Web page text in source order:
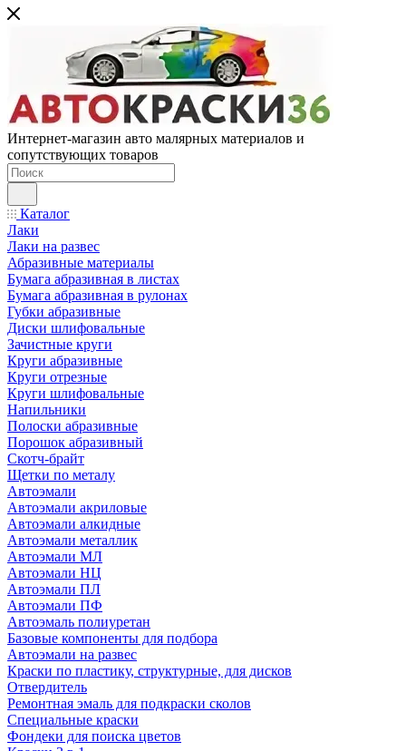
Интернет-магазин авто малярных материалов и
сопутствующих товаров
Каталог
Лаки
Лаки на развес
Абразивные материалы
Бумага абразивная в листах
Бумага абразивная в рулонах
Губки абразивные
Диски шлифовальные
Зачистные круги
Круги абразивные
Круги отрезные
Круги шлифовальные
Напильники
Полоски абразивные
Порошок абразивный
Скотч-брайт
Щетки по металу
Автоэмали
Автоэмали акриловые
Автоэмали алкидные
Автоэмали металлик
Автоэмали МЛ
Автоэмали НЦ
Автоэмали ПЛ
Автоэмали ПФ
Автоэмаль полиуретан
Базовые компоненты для подбора
Автоэмали на развес
Краски по пластику, структурные, для дисков
Отвердитель
Ремонтная эмаль для подкраски сколов
Специальные краски
Фондеки для поиска цветов